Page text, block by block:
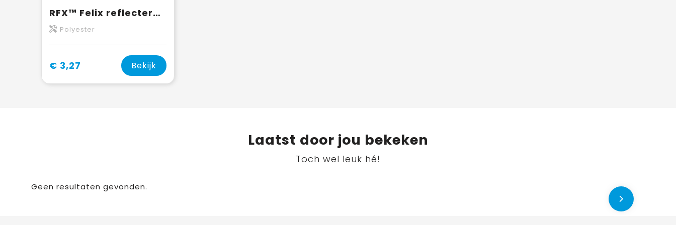
RFX™ Felix reflecterende slap wrap
Polyester
€ 3,27 Bekijk
Laatst door jou bekeken
Toch wel leuk hé!
Geen resultaten gevonden.